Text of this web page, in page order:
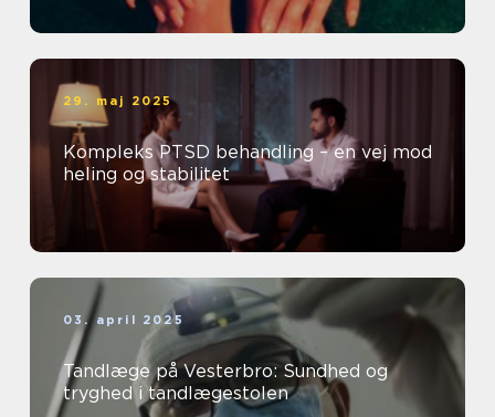
29. maj 2025
Kompleks PTSD behandling – en vej mod
heling og stabilitet
03. april 2025
Tandlæge på Vesterbro: Sundhed og
tryghed i tandlægestolen